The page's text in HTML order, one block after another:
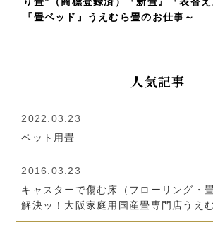
『畳ベッド』うえむら畳のお仕事～
人気記事
2022.03.23
ペット用畳
2016.03.23
キャスターで傷む床（フローリング・
解決ッ！大阪家庭用国産畳専門店うえ